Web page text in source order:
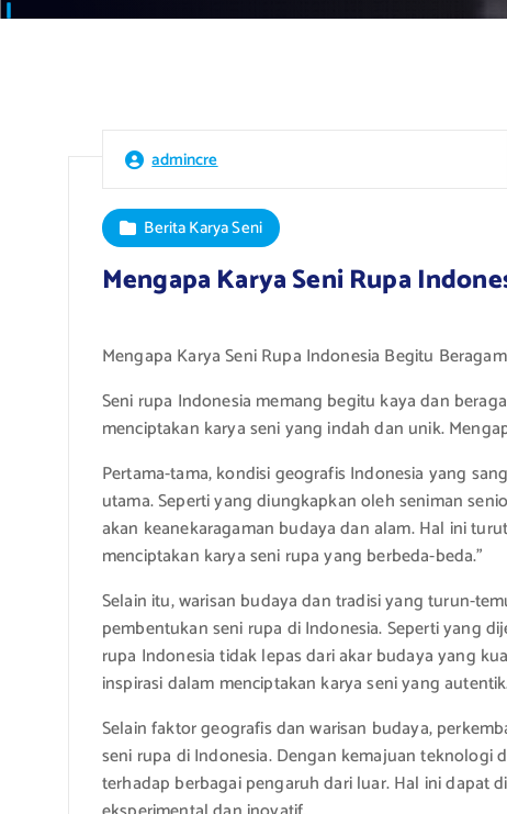
admincre
Berita Karya Seni
Mengapa Karya Seni Rupa
Mengapa Karya Seni Rupa Indonesia Begitu
Seni rupa Indonesia memang begitu kaya dan
menciptakan karya seni yang indah dan unik.
Pertama-tama, kondisi geografis Indonesia yang
utama. Seperti yang diungkapkan oleh seniman
akan keanekaragaman budaya dan alam. Hal ini
menciptakan karya seni rupa yang berbeda-beda.”
Selain itu, warisan budaya dan tradisi yang turun-
pembentukan seni rupa di Indonesia. Seperti yang
rupa Indonesia tidak lepas dari akar budaya yang
inspirasi dalam menciptakan karya seni yang
Selain faktor geografis dan warisan budaya,
seni rupa di Indonesia. Dengan kemajuan teknologi
terhadap berbagai pengaruh dari luar. Hal ini dapat